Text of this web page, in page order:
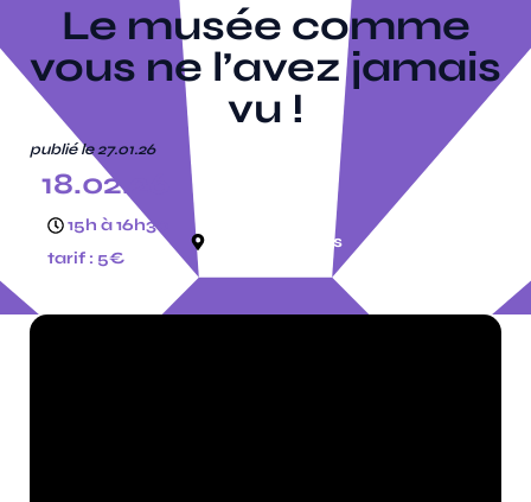
Le musée comme
vous ne l’avez jamais
vu !
publié le 27.01.26
18.02.26
15h à 16h30
musée de sens
tarif : 5€